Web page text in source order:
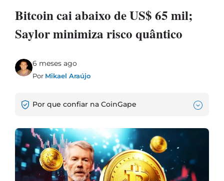
Bitcoin cai abaixo de US$ 65 mil;
Saylor minimiza risco quântico
6 meses ago
Por Mikael Araújo
Por que confiar na CoinGape